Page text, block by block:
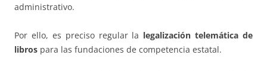
administrativo.
Por ello, es preciso regular la legalización telemática de
libros para las fundaciones de competencia estatal.